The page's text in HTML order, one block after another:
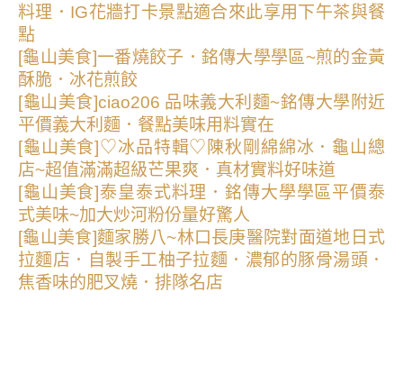
料理．IG花牆打卡景點適合來此享用下午茶與餐
點
[龜山美食]一番燒餃子．銘傳大學學區~煎的金黃
酥脆．冰花煎餃
[龜山美食]ciao206 品味義大利麵~銘傳大學附近
平價義大利麵．餐點美味用料實在
[龜山美食]♡冰品特輯♡陳秋剛綿綿冰．龜山總
店~超值滿滿超級芒果爽．真材實料好味道
[龜山美食]泰皇泰式料理．銘傳大學學區平價泰
式美味~加大炒河粉份量好驚人
[龜山美食]麵家勝八~林口長庚醫院對面道地日式
拉麵店．自製手工柚子拉麵．濃郁的豚骨湯頭．
焦香味的肥叉燒．排隊名店